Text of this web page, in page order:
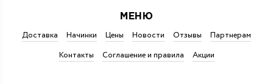
МЕНЮ
Доставка Начинки Цены Новости Отзывы
Партнерам
Контакты
Соглашение и правила Акции